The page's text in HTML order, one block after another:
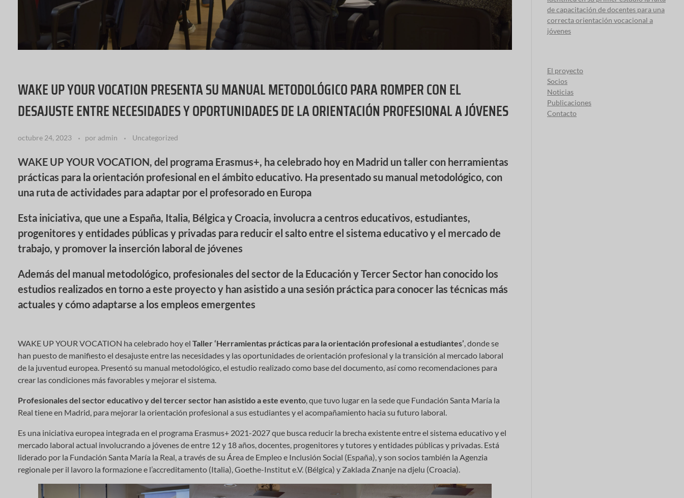
WAKE UP YOUR VOCATION PRESENTA SU MANUAL METODOLÓGICO PARA ROMPER CON EL
DESAJUSTE ENTRE NECESIDADES Y OPORTUNIDADES DE LA ORIENTACIÓN PROFESIONAL A JÓVENES
octubre 24, 2023 por admin Uncategorized
WAKE UP YOUR VOCATION, del programa Erasmus+, ha celebrado hoy en Madrid un taller con herramientas
prácticas para la orientación profesional en el ámbito educativo. Ha presentado su manual metodológico, con
una ruta de actividades para adaptar por el profesorado en Europa
Esta iniciativa, que une a España, Italia, Bélgica y Croacia, involucra a centros educativos, estudiantes,
progenitores y entidades públicas y privadas para reducir el salto entre el sistema educativo y el mercado de
trabajo, y promover la inserción laboral de jóvenes
Además del manual metodológico, profesionales del sector de la Educación y Tercer Sector han conocido los
estudios realizados en torno a este proyecto y han asistido a una sesión práctica para conocer las técnicas más
actuales y cómo adaptarse a los empleos emergentes
WAKE UP YOUR VOCATION ha celebrado hoy el Taller ‘Herramientas prácticas para la orientación profesional a estudiantes’ , donde se
han puesto de manifiesto el desajuste entre las necesidades y las oportunidades de orientación profesional y la transición al mercado laboral
de la juventud europea. Presentó su manual metodológico, el estudio realizado como base del documento, así como recomendaciones para
crear las condiciones más favorables y mejorar el sistema.
Profesionales del sector educativo y del tercer sector han asistido a este evento , que tuvo lugar en la sede que Fundación Santa María la
Real tiene en Madrid, para mejorar la orientación profesional a sus estudiantes y el acompañamiento hacia su futuro laboral.
Es una iniciativa europea integrada en el programa Erasmus+ 2021-2027 que busca reducir la brecha existente entre el sistema educativo y el
mercado laboral actual involucrando a jóvenes de entre 12 y 18 años, docentes, progenitores y tutores y entidades públicas y privadas. Está
liderado por la Fundación Santa María la Real, a través de su Área de Empleo e Inclusión Social (España), y son socios también la Agenzia
regionale per il lavoro la formazione e l’accreditamento (Italia), Goethe-Institut e.V. (Bélgica) y Zaklada Znanje na djelu (Croacia).
de capacitación de docentes para una
correcta orientación vocacional a
jóvenes
El proyecto
Socios
Noticias
Publicaciones
Contacto